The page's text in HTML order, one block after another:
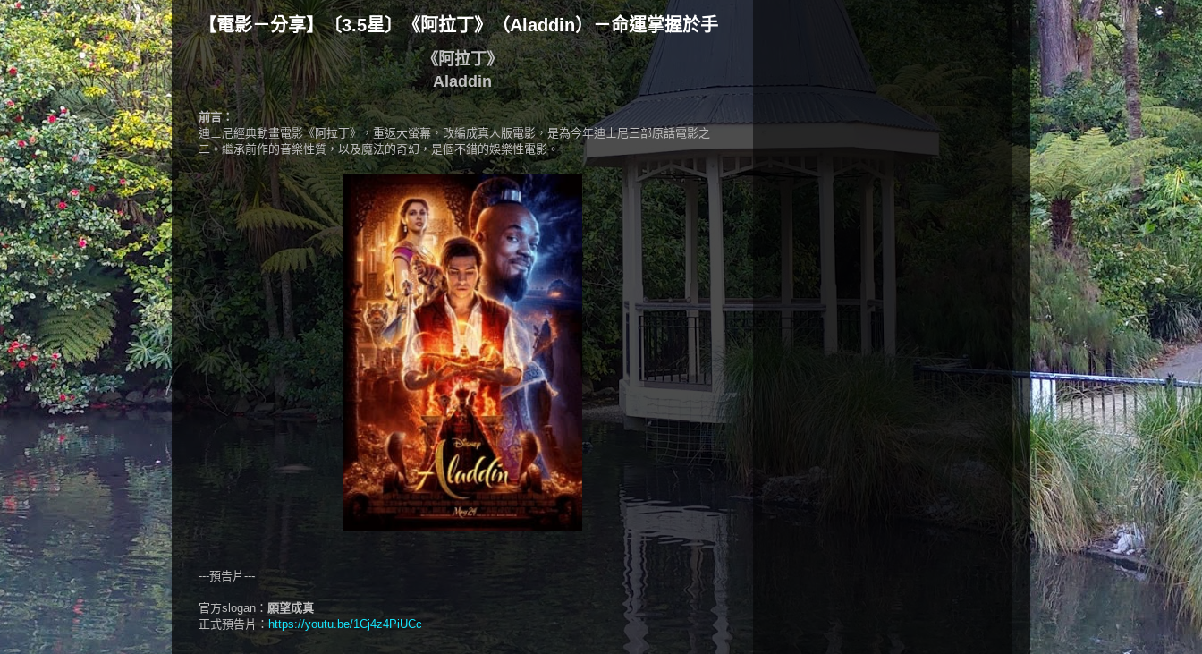
【電影－分享】〔3.5星〕《阿拉丁》（Aladdin）－命運掌握於手
《阿拉丁》
Aladdin
前言：
迪士尼經典動畫電影《阿拉丁》，重返大螢幕，改編成真人版電影，是為今年迪士尼三部原話電影之
二。繼承前作的音樂性質，以及魔法的奇幻，是個不錯的娛樂性電影。
---預告片---
官方slogan： 願望成真
正式預告片： https://youtu.be/1Cj4z4PiUCc